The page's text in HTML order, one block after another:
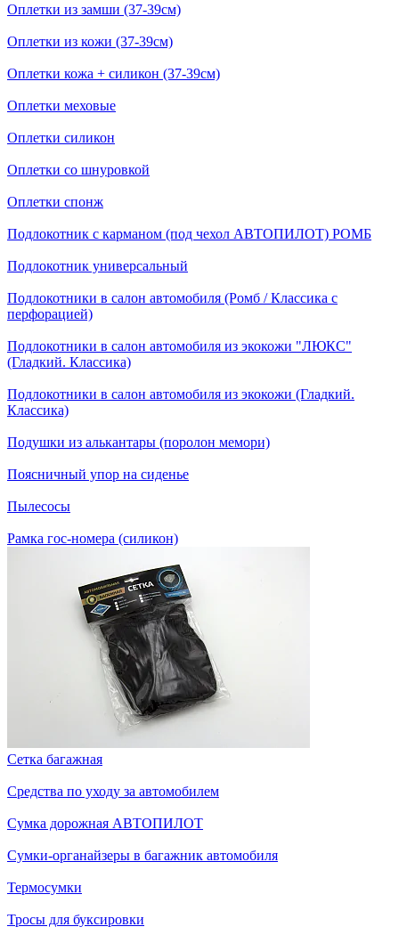
Оплетки из замши (37-39см)
Оплетки из кожи (37-39см)
Оплетки кожа + силикон (37-39см)
Оплетки меховые
Оплетки силикон
Оплетки со шнуровкой
Оплетки спонж
Подлокотник с карманом (под чехол АВТОПИЛОТ) РОМБ
Подлокотник универсальный
Подлокотники в салон автомобиля (Ромб / Классика с
перфорацией)
Подлокотники в салон автомобиля из экокожи "ЛЮКС"
(Гладкий. Классика)
Подлокотники в салон автомобиля из экокожи (Гладкий.
Классика)
Подушки из алькантары (поролон мемори)
Поясничный упор на сиденье
Пылесосы
Рамка гос-номера (силикон)
Сетка багажная
Средства по уходу за автомобилем
Сумка дорожная АВТОПИЛОТ
Сумки-органайзеры в багажник автомобиля
Термосумки
Тросы для буксировки